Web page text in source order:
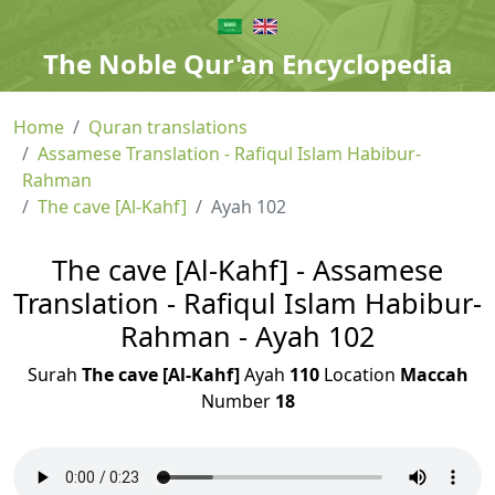
The Noble Qur'an Encyclopedia
Home
Quran translations
Assamese Translation - Rafiqul Islam Habibur-
Rahman
The cave [Al-Kahf]
Ayah 102
The cave [Al-Kahf] - Assamese
Translation - Rafiqul Islam Habibur-
Rahman - Ayah 102
Surah The cave [Al-Kahf]Ayah 110Location Maccah
Number 18